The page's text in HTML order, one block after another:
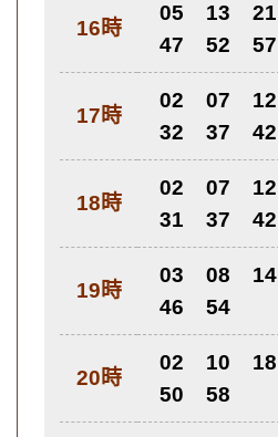
16時
05 13 21
47
52 57
17時
02 07 12
32
37 42
18時
02 07 12
31
37 42
19時
03 08 14
46
54
20時
02 10 18
50
58